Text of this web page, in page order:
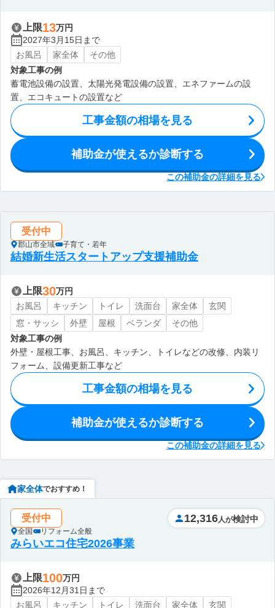
上限13万円
2027年3月15日まで
お風呂
家全体
その他
対象工事の例
蓄電池設備の設置、太陽光発電設備の設置、エネファームの設
置、エコキュートの設置など
工事金額の相場を見る
補助金が使えるか診断する
この補助金の詳細を見る
受付中
郡山市全域 子育て・若年
結婚新生活スタートアップ支援補助金
上限30万円
お風呂
キッチン トイレ 洗面台 家全体
玄関
窓・サッシ
外壁 屋根 ベランダ
その他
対象工事の例
外壁・屋根工事、お風呂、キッチン、トイレなどの改修、内装リ
フォーム、設備更新工事など
工事金額の相場を見る
補助金が使えるか診断する
この補助金の詳細を見る
家全体でおすすめ！
受付中
全国 リフォーム全般
12,316 人が検討中
みらいエコ住宅2026事業
上限100万円
2026年12月31日まで
お風呂
キッチン トイレ 洗面台 家全体 玄関